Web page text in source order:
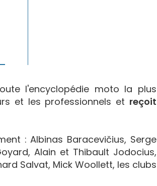
l'encyclopédie moto la plus
et les professionnels et reçoit
: Albinas Baracevičius, Serge
Alain et Thibault Jodocius,
Salvat, Mick Woollett, les clubs